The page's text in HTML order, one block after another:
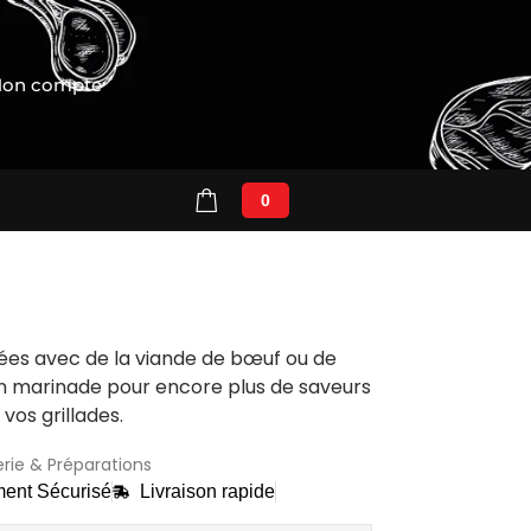
compte
0
avec de laviande de bœuf ou de
marinade pour encore plus de saveurs
vos grillades.
& Préparations
Sécurisé
Livraison rapide